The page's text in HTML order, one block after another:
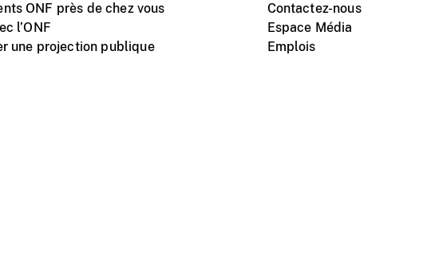
ONF près de chez vous
l’ONF
une projection publique
Contactez-nous
Espace Média
Emplois